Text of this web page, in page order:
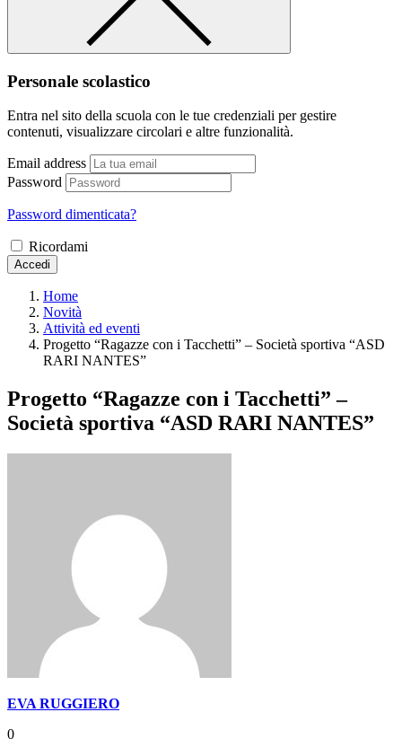
Personale scolastico
Entra nel sito della scuola con le tue credenziali per gestire
contenuti, visualizzare circolari e altre funzionalità.
Email address
Password
Password dimenticata?
Ricordami
Accedi
Home
Novità
Attività ed eventi
Progetto “Ragazze con i Tacchetti” – Società sportiva “ASD
RARI NANTES”
Progetto “Ragazze con i Tacchetti” –
Società sportiva “ASD RARI NANTES”
EVA RUGGIERO
0